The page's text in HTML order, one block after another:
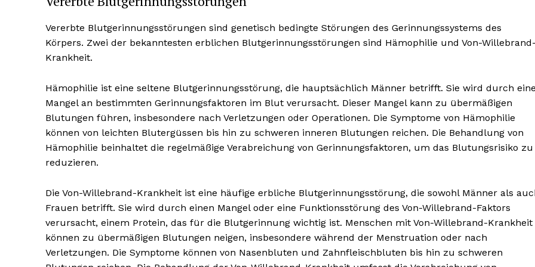
Vererbte Blutgerinnungsstörungen sind genetisch bedingte Störungen des Gerinnungssystems des
Körpers. Zwei der bekanntesten erblichen Blutgerinnungsstörungen sind Hämophilie und Von-Willebrand-
Krankheit.
Hämophilie ist eine seltene Blutgerinnungsstörung, die hauptsächlich Männer betrifft. Sie wird durch
Mangel an bestimmten Gerinnungsfaktoren im Blut verursacht. Dieser Mangel kann zu übermäßigen
Blutungen führen, insbesondere nach Verletzungen oder Operationen. Die Symptome von Hämophilie
können von leichten Blutergüssen bis hin zu schweren inneren Blutungen reichen. Die Behandlung von
Hämophilie beinhaltet die regelmäßige Verabreichung von Gerinnungsfaktoren, um das Blutungsrisiko zu
reduzieren.
Die Von-Willebrand-Krankheit ist eine häufige erbliche Blutgerinnungsstörung, die sowohl Männer als
Frauen betrifft. Sie wird durch einen Mangel oder eine Funktionsstörung des Von-Willebrand-Faktors
verursacht, einem Protein, das für die Blutgerinnung wichtig ist. Menschen mit Von-Willebrand-Krankheit
können zu übermäßigen Blutungen neigen, insbesondere während der Menstruation oder nach
Verletzungen. Die Symptome können von Nasenbluten und Zahnfleischbluten bis hin zu schweren